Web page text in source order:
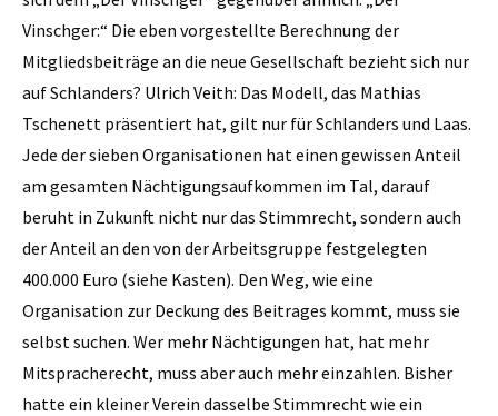
Vinschger:“ Die eben vorgestellte Berechnung der
Mitgliedsbeiträge an die neue Gesellschaft bezieht sich nur
auf Schlanders? Ulrich Veith: Das Modell, das Mathias
Tschenett präsentiert hat, gilt nur für Schlanders und Laas.
Jede der sieben Organisa­tionen hat einen gewissen Anteil
am gesamten Nächtigungsaufkommen im Tal, darauf
beruht in Zukunft nicht nur das Stimmrecht, sondern auch
der Anteil an den von der Arbeitsgruppe festgelegten
400.000 Euro ­(siehe Kasten). Den Weg, wie eine
Organisation zur Deckung des Beitrages kommt, muss sie
selbst suchen. Wer mehr Nächtigungen hat, hat mehr
Mitspracherecht, muss aber auch mehr einzahlen. Bisher
hatte ein kleiner Verein dasselbe Stimmrecht wie ein